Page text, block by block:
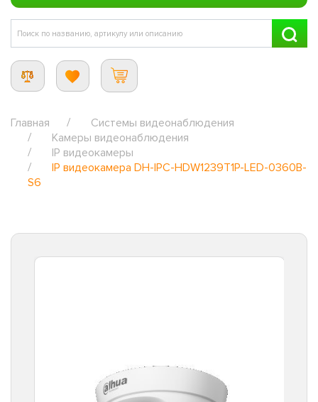
Главная
Системы видеонаблюдения
Камеры видеонаблюдения
IP видеокамеры
IP видеокамера DH-IPC-HDW1239T1P-LED-0360B-
S6